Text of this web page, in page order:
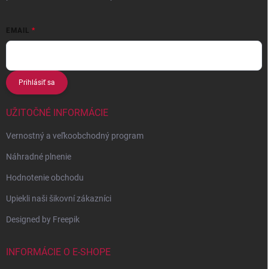
EMAIL
Prihlásiť sa
UŽITOČNÉ INFORMÁCIE
Vernostný a veľkoobchodný program
Náhradné plnenie
Hodnotenie obchodu
Upiekli naši šikovní zákazníci
Designed by Freepik
INFORMÁCIE O E-SHOPE